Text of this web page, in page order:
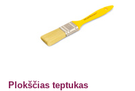
Plokščias teptukas